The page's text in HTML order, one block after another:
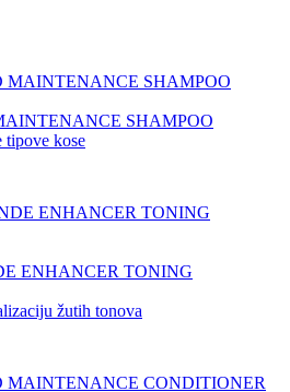
SHAMPOO
tipove kose
ENHANCER TONING
žutih tonova